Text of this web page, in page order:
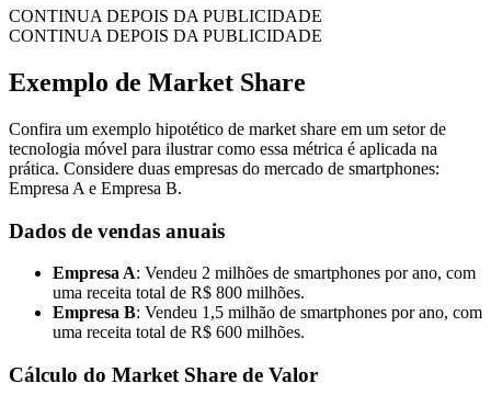
CONTINUA DEPOIS DA PUBLICIDADE
CONTINUA DEPOIS DA PUBLICIDADE
Exemplo de Market Share
Confira um exemplo hipotético de market share em um setor de
tecnologia móvel para ilustrar como essa métrica é aplicada na
prática. Considere duas empresas do mercado de smartphones:
Empresa A e Empresa B.
Dados de vendas anuais
Empresa A: Vendeu 2 milhões de smartphones por ano, com
uma receita total de R$ 800 milhões.
Empresa B: Vendeu 1,5 milhão de smartphones por ano, com
uma receita total de R$ 600 milhões.
Cálculo do Market Share de Valor